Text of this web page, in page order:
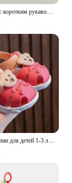
Боди унисекс с коротким рукавом, однотонное бежевое повседневное боди для новорожденных мальчиков и девочек, 0-24 месяца
Детские сандалии для детей 1-3 лет. Летняя пляжная обувь для маленьких детей. Быстросохнущие милые сандалии для маленьких мальчиков и девочек. Коричневые, розовые, красные, синие.